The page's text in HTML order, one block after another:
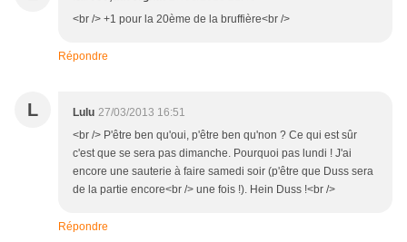
<br /> +1 pour la 20ème de la bruffière<br />
Répondre
L Lulu 27/03/2013 16:51
<br /> P'être ben qu'oui, p'être ben qu'non ? Ce qui est sûr
c'est que se sera pas dimanche. Pourquoi pas lundi ! J'ai
encore une sauterie à faire samedi soir (p'être que Duss sera
de la partie encore<br /> une fois !). Hein Duss !<br />
Répondre